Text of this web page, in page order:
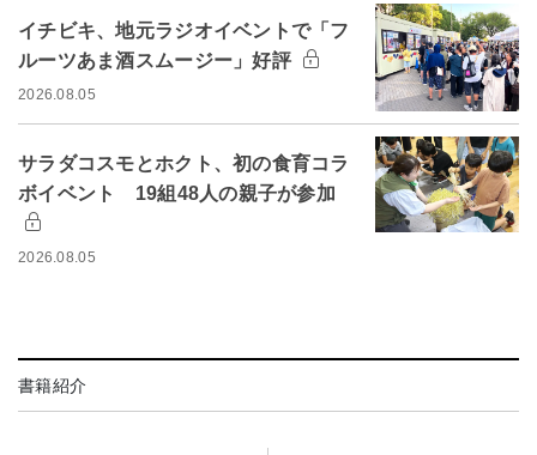
イチビキ、地元ラジオイベントで「フ
ルーツあま酒スムージー」好評
2026.08.05
サラダコスモとホクト、初の食育コラ
ボイベント 19組48人の親子が参加
2026.08.05
書籍紹介